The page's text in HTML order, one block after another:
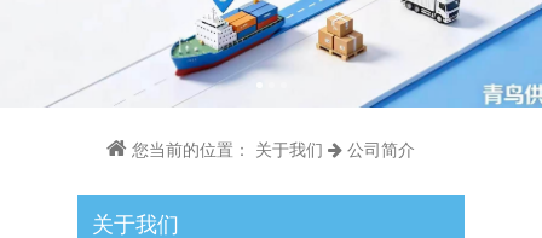
您当前的位置： 关于我们 公司简介
关于我们